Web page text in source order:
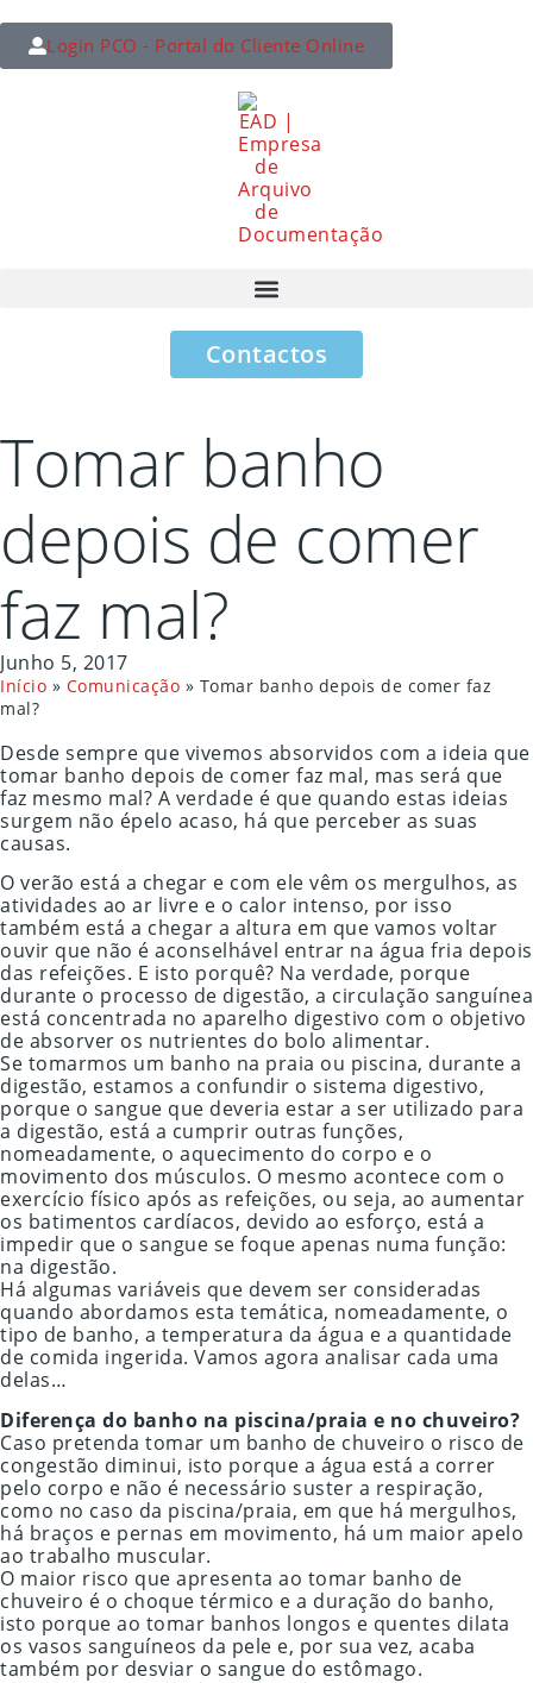
Login PCO - Portal do Cliente Online
Contactos
Tomar banho
depois de comer
faz mal?
Junho 5, 2017
Início » Comunicação » Tomar banho depois de comer faz
mal?
Desde sempre que vivemos absorvidos com a ideia que
tomar banho depois de comer faz mal, mas será que
faz mesmo mal? A verdade é que quando estas ideias
surgem não épelo acaso, há que perceber as suas
causas.
O verão está a chegar e com ele vêm os mergulhos, as
atividades ao ar livre e o calor intenso, por isso
também está a chegar a altura em que vamos voltar
ouvir que não é aconselhável entrar na água fria depois
das refeições. E isto porquê? Na verdade, porque
durante o processo de digestão, a circulação sanguínea
está concentrada no aparelho digestivo com o objetivo
de absorver os nutrientes do bolo alimentar.
Se tomarmos um banho na praia ou piscina, durante a
digestão, estamos a confundir o sistema digestivo,
porque o sangue que deveria estar a ser utilizado para
a digestão, está a cumprir outras funções,
nomeadamente, o aquecimento do corpo e o
movimento dos músculos. O mesmo acontece com o
exercício físico após as refeições, ou seja, ao aumentar
os batimentos cardíacos, devido ao esforço, está a
impedir que o sangue se foque apenas numa função:
na digestão.
Há algumas variáveis que devem ser consideradas
quando abordamos esta temática, nomeadamente, o
tipo de banho, a temperatura da água e a quantidade
de comida ingerida. Vamos agora analisar cada uma
delas…
Diferença do banho na piscina/praia e no chuveiro?
Caso pretenda tomar um banho de chuveiro o risco de
congestão diminui, isto porque a água está a correr
pelo corpo e não é necessário suster a respiração,
como no caso da piscina/praia, em que há mergulhos,
há braços e pernas em movimento, há um maior apelo
ao trabalho muscular.
O maior risco que apresenta ao tomar banho de
chuveiro é o choque térmico e a duração do banho,
isto porque ao tomar banhos longos e quentes dilata
os vasos sanguíneos da pele e, por sua vez, acaba
também por desviar o sangue do estômago.